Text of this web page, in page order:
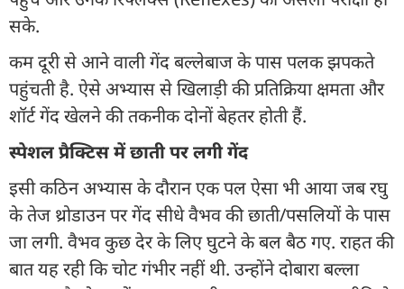
सके.
कम दूरी से आने वाली गेंद बल्लेबाज के पास पलक झपकते
पहुंचती है. ऐसे अभ्यास से खिलाड़ी की प्रतिक्रिया क्षमता और
शॉर्ट गेंद खेलने की तकनीक दोनों बेहतर होती हैं.
स्पेशल प्रैक्टिस में छाती पर लगी गेंद
इसी कठिन अभ्यास के दौरान एक पल ऐसा भी आया जब रघु
के तेज थ्रोडाउन पर गेंद सीधे वैभव की छाती/पसलियों के पास
जा लगी. वैभव कुछ देर के लिए घुटने के बल बैठ गए. राहत की
बात यह रही कि चोट गंभीर नहीं थी. उन्होंने दोबारा बल्ला